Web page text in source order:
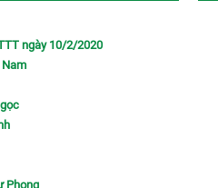
ngày 10/2/2020
Nam
Phong